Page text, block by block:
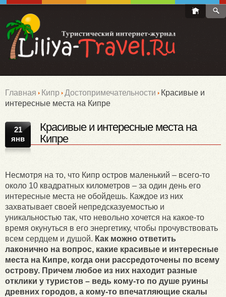
Главная Кипр Достопримечательности
Красивые и
интересные места на Кипре
21
янв
Красивые и интересные места на
Кипре
Несмотря на то, что Кипр остров маленький – всего-то
около 10 квадратных километров – за один день его
интересные места не обойдешь. Каждое из них
захватывает своей непредсказуемостью и
уникальностью так, что невольно хочется на какое-то
время окунуться в его энергетику, чтобы прочувствовать
всем сердцем и душой. Как можно ответить
лаконично на вопрос, какие красивые и интересные
места на Кипре, когда они рассредоточены по всему
острову. Причем любое из них находит разные
отклики у туристов – ведь кому-то по душе руины
древних городов, а кому-то впечатляющие скалы